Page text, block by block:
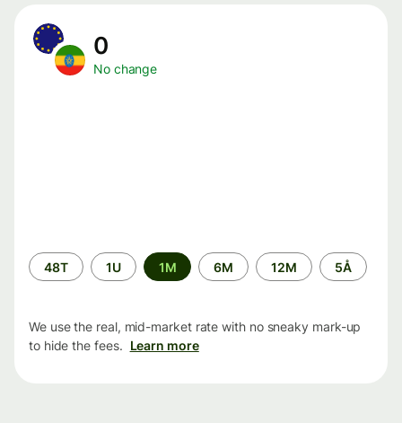
0
No change
Time
period
48T 1U 1M 6M 12M 5Å
We use the real, mid-market rate with no sneaky mark-up
to hide the fees. Learn more